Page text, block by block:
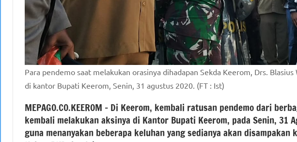
Para pendemo saat melakukan orasinya dihadapan Sekda Keerom, Drs.
di kantor Bupati Keerom, Senin, 31 agustus 2020. (FT : Ist)
MEPAGO.CO.KEEROM – Di Keerom, kembali ratusan pendemo dari
kembali melakukan aksinya di Kantor Bupati Keerom, pada Senin, 31
guna menanyakan beberapa keluhan yang sedianya akan disampakan